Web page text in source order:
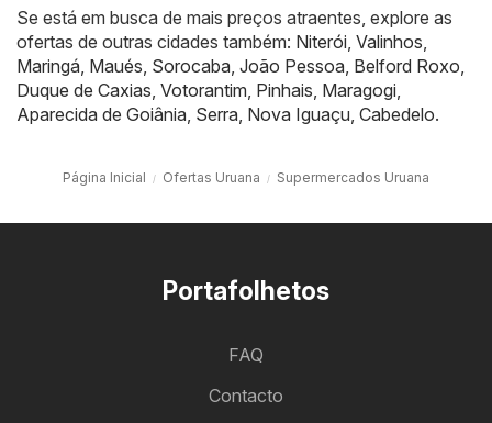
Se está em busca de mais preços atraentes, explore as
ofertas de outras cidades também: Niterói, Valinhos,
Maringá, Maués, Sorocaba, João Pessoa, Belford Roxo,
Duque de Caxias, Votorantim, Pinhais, Maragogi,
Aparecida de Goiânia, Serra, Nova Iguaçu, Cabedelo.
Página Inicial Ofertas Uruana Supermercados Uruana
Portafolhetos
FAQ
Contacto